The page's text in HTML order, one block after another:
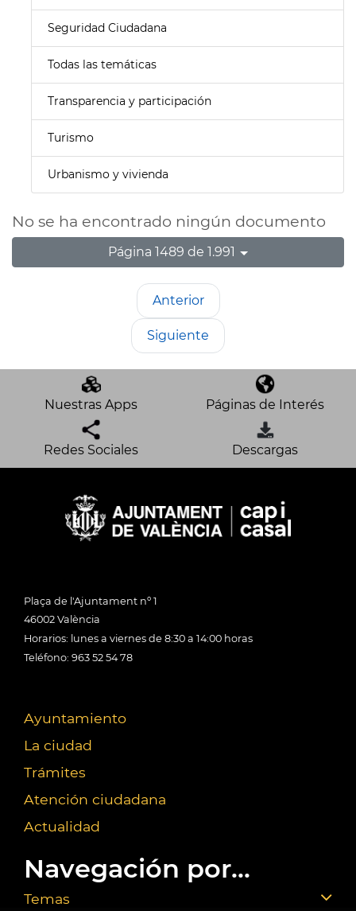
Seguridad Ciudadana
Todas las temáticas
Transparencia y participación
Turismo
Urbanismo y vivienda
No se ha encontrado ningún documento
Página 1489 de 1.991
Anterior
Siguiente
Nuestras Apps Páginas de Interés
Redes Sociales Descargas
Plaça de l'Ajuntament nº 1
46002 València
Horarios: lunes a viernes de 8:30 a 14:00 horas
Teléfono: 963 52 54 78
Ayuntamiento
La ciudad
Trámites
Atención ciudadana
Actualidad
Navegación por...
Temas